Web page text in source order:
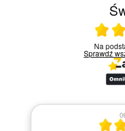
Na
Sprawdź